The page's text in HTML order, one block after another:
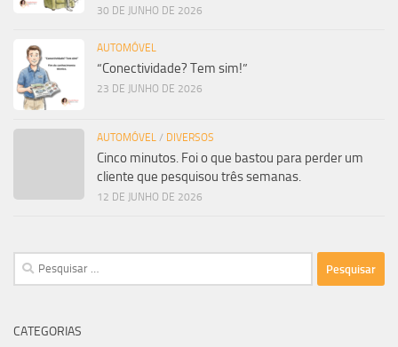
30 DE JUNHO DE 2026
AUTOMÓVEL
“Conectividade? Tem sim!”
23 DE JUNHO DE 2026
AUTOMÓVEL / DIVERSOS
Cinco minutos. Foi o que bastou para perder um
cliente que pesquisou três semanas.
12 DE JUNHO DE 2026
Pesquisar
por:
CATEGORIAS